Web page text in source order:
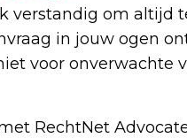
verstandig om altijd
in jouw ogen
voor onverwachte
RechtNet